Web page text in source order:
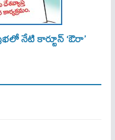
నేటి కార్టూన్ ‘ఔరా’